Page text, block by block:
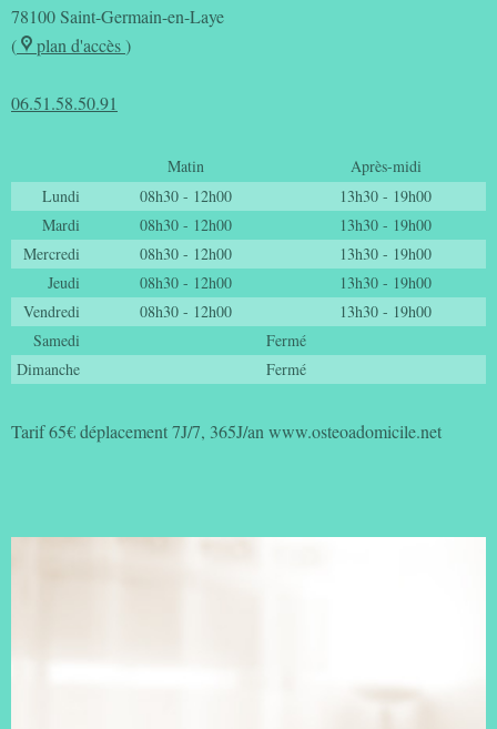
78100Saint-Germain-en-Laye
(
plan d'accès)
06.51.58.50.91
Matin
Après-midi
Lundi
08h30 - 12h00
13h30 - 19h00
Mardi
08h30 - 12h00
13h30 - 19h00
Mercredi
08h30 - 12h00
13h30 - 19h00
Jeudi
08h30 - 12h00
13h30 - 19h00
Vendredi
08h30 - 12h00
13h30 - 19h00
Samedi
Fermé
Dimanche
Fermé
Tarif 65€ déplacement 7J/7, 365J/an www.osteoadomicile.net